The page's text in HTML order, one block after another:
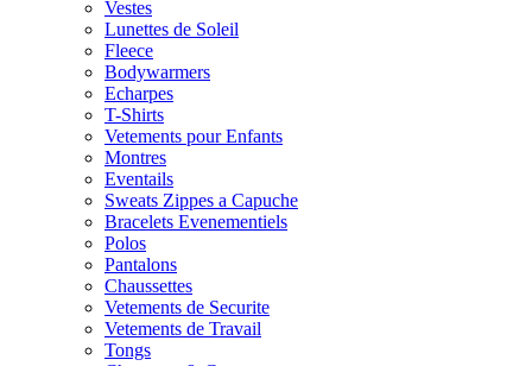
Vestes
Lunettes de Soleil
Fleece
Bodywarmers
Echarpes
T-Shirts
Vetements pour Enfants
Montres
Eventails
Sweats Zippes a Capuche
Bracelets Evenementiels
Polos
Pantalons
Chaussettes
Vetements de Securite
Vetements de Travail
Tongs